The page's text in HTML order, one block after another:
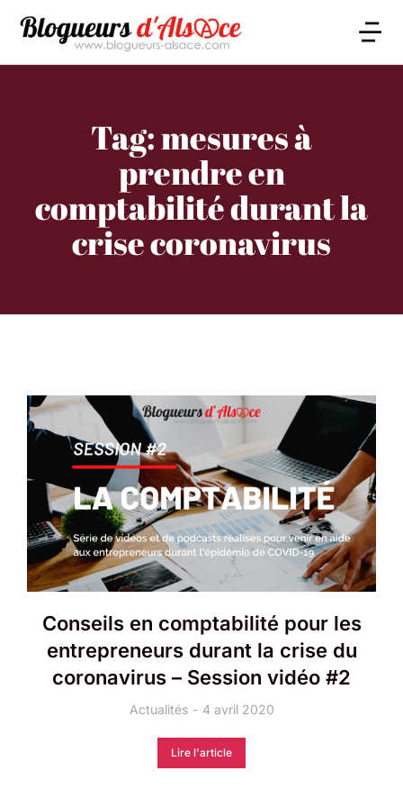
Tag: mesures à
prendre en
comptabilité durant la
crise coronavirus
Conseils en comptabilité pour les
entrepreneurs durant la crise du
coronavirus – Session vidéo #2
Actualités 4 avril 2020
Lire l'article